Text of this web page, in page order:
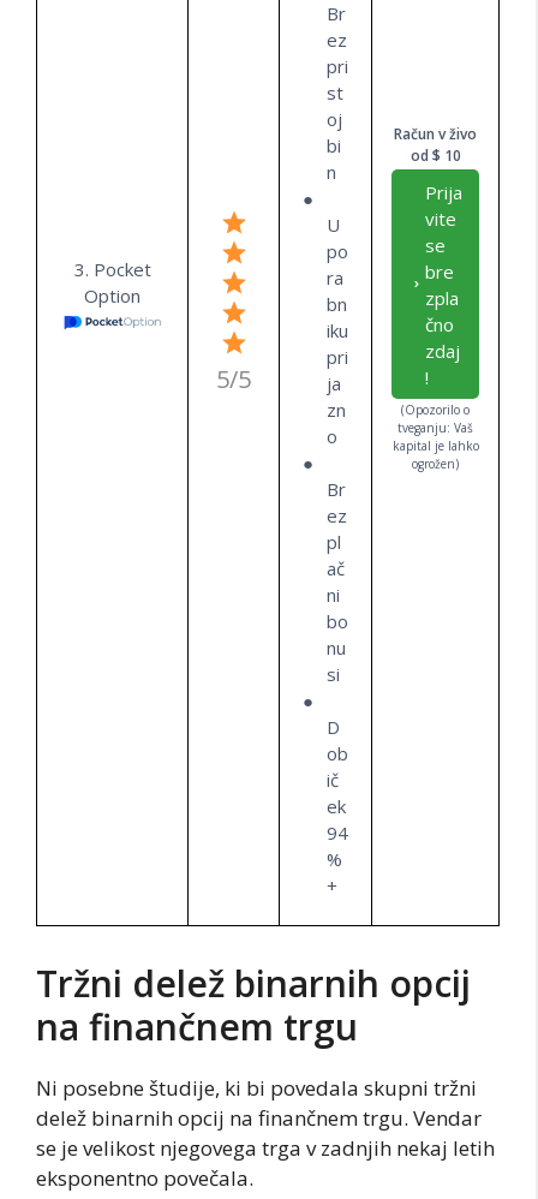
3. Pocket
Option
5/5
Br
ez
pri
st
oj
bi
n
U
po
ra
bn
iku
pri
ja
zn
o
Br
ez
pl
ač
ni
bo
nu
si
D
ob
ič
ek
94
%
+
Račun v živo
od $ 10
Prija
vite
se
bre
zpla
čno
zdaj
!
(Opozorilo o
tveganju: Vaš
kapital je lahko
ogrožen)
Tržni delež binarnih opcij
na finančnem trgu
Ni posebne študije, ki bi povedala skupni tržni
delež binarnih opcij na finančnem trgu. Vendar
se je velikost njegovega trga v zadnjih nekaj letih
eksponentno povečala.